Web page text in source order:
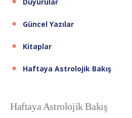
Güncel Yazılar
Kitaplar
Haftaya Astrolojik Bakış
Haftaya Astrolojik Bakış